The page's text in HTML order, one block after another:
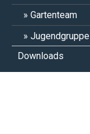
Gartenteam
Jugendgruppe
Downloads